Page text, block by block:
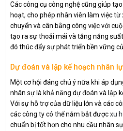
Các công cụ công nghệ cũng giúp
hoạt, cho phép nhân viên làm việc
chuyển và cân bằng công việc với
tạo ra sự thoải mái và tăng năng
đó thúc đẩy sự phát triển bền vững
Dự đoán và lập kế hoạch nhân
Một cơ hội đáng chú ý nữa khi áp
nhân sự là khả năng dự đoán và lập
Với sự hỗ trợ của dữ liệu lớn và các
các công ty có thể nắm bắt đượcxu
chuẩn bị tốt hơn cho nhu cầu nhân